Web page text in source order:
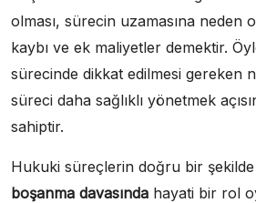
olması, sürecin uzamasına neden
kaybı ve ek maliyetler demektir.
sürecinde dikkat edilmesi gereken
süreci daha sağlıklı yönetmek
sahiptir.
Hukuki süreçlerin doğru bir
boşanma davasında hayati bir rol